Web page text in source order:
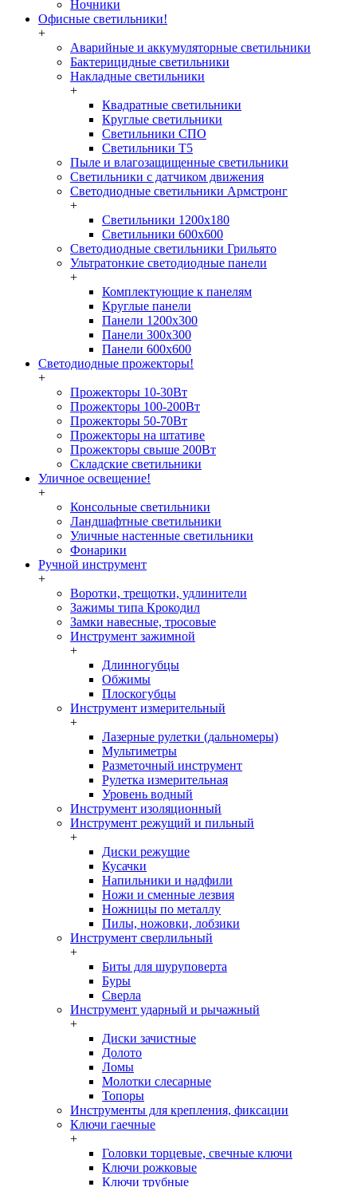
Ночники
Офисные светильники!
+
Аварийные и аккумуляторные светильники
Бактерицидные светильники
Накладные светильники
+
Квадратные светильники
Круглые светильники
Светильники СПО
Светильники Т5
Пыле и влагозащищенные светильники
Светильники с датчиком движения
Светодиодные светильники Армстронг
+
Светильники 1200х180
Светильники 600х600
Светодиодные светильники Грильято
Ультратонкие светодиодные панели
+
Комплектующие к панелям
Круглые панели
Панели 1200х300
Панели 300х300
Панели 600х600
Светодиодные прожекторы!
+
Прожекторы 10-30Вт
Прожекторы 100-200Вт
Прожекторы 50-70Вт
Прожекторы на штативе
Прожекторы свыше 200Вт
Складские светильники
Уличное освещение!
+
Консольные светильники
Ландшафтные светильники
Уличные настенные светильники
Фонарики
Ручной инструмент
+
Воротки, трещотки, удлинители
Зажимы типа Крокодил
Замки навесные, тросовые
Инструмент зажимной
+
Длинногубцы
Обжимы
Плоскогубцы
Инструмент измерительный
+
Лазерные рулетки (дальномеры)
Мультиметры
Разметочный инструмент
Рулетка измерительная
Уровень водный
Инструмент изоляционный
Инструмент режущий и пильный
+
Диски режущие
Кусачки
Напильники и надфили
Ножи и сменные лезвия
Ножницы по металлу
Пилы, ножовки, лобзики
Инструмент сверлильный
+
Биты для шуруповерта
Буры
Сверла
Инструмент ударный и рычажный
+
Диски зачистные
Долото
Ломы
Молотки слесарные
Топоры
Инструменты для крепления, фиксации
Ключи гаечные
+
Головки торцевые, свечные ключи
Ключи рожковые
Ключи трубные